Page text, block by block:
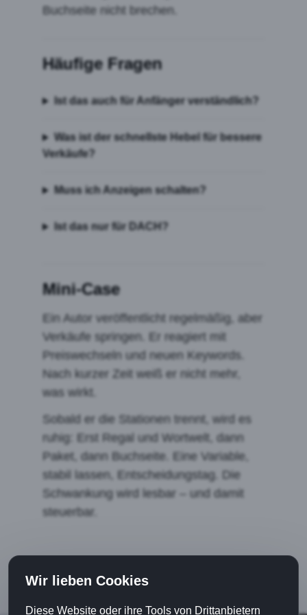
Buchseite nicht brechen.
Häufige Fragen
Ist das auch für Anfänger verständlich?
Was ist der schnellste Hebel für bessere
Verkäufe?
Muss ich Anzeigen schalten?
Ist das nur für DACH?
Mini-Case
Ein Autor veröffentlicht regelmäßig, aber
Verkäufe springen. Er reagiert mit
Preiswechseln und neuen Keywords.
Nach kurzer Zeit weiß er nicht mehr,
was wirkt.
Sobald er die Stationen trennt, wird es
ruhig: Erst Regal und Wortwelt, dann
Paket, dann Buchseite. Eine Variable,
stabil lassen, Entscheidungstag. Die
Schwankung wird lesbar – und damit
steuerbar.
Wir lieben Cookies
Diese Website oder ihre Tools von Drittanbietern